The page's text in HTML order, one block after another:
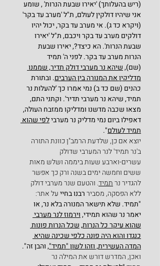
(ריש בהעלותך) 'יאירו שבעת הנרות' , שומע
אני שיהיו דולקין לעולם, ת"ל 'מערב עד בקר'
(ויקרא כד ג). אי מערב עד בקר, יכול יהיו
דולקים מערב עד בקר ויכבם, ת"ל 'יאירו
שבעת הנרות'. הא כיצד?, יאירו שבעת
הנרות מערב עד בקר. לפני ה' תמיד
(שם), שיהא נר מערבי דולק תדיר, שממנו
מדליקין את המנורה בין הערבים. ובתורת
כהנים (שם כד ב) נמי אמרו כך 'להעלות נר
תמיד, שיהא נר מערבי תדיר'. וקתני התם,
מצאו שכבה מדשנו ומדליקו ממזבח העולה,
דאפילו ביום נמי מדליק נר מערבי לפי שהוא
תמיד לעולם".
יוצא אם כן, שלדעת הרמב"ן כוונת התורה
ב'נר תמיד' לנר המערבי שדולק
עשרים-וארבע שעות ביממה ושלש מאות
ששים וחמשה ימים בשנה ורק כך אפשר
להגדיר נר תמיד. והטעם שנר מערבי דולק
ללא הפסקה, מסביר רבנו בחיי על אתר:
"תמיד. שלא תישאר המנורה בלא נר, או
יאמר נר שהוא תמידי, וירמוז לנר מערבי
שהוא עיקר כל הנרות, שכל הנרות פונות
כנגדו והוא היה פונה כלפי שכינה שהיא
המדה העשירית, וזהו לשון "תמיד", והבן זה".
ואכן, המדרש דורש את המילה נר